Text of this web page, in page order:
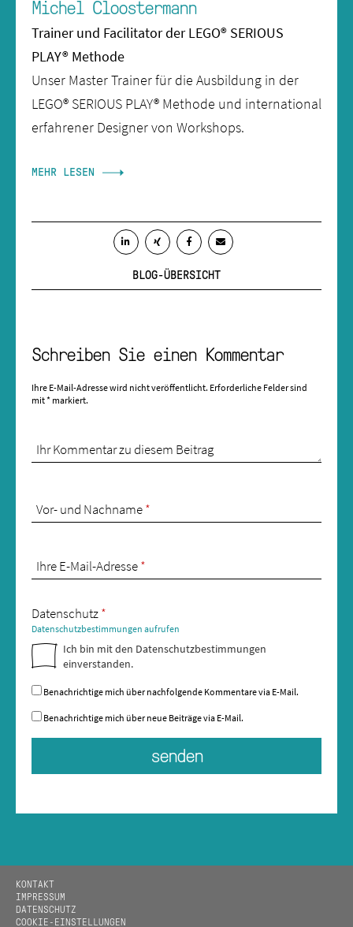
Michel Cloostermann
Trainer und Facilitator der LEGO® SERIOUS
PLAY® Methode
Unser Master Trainer für die Ausbildung in der
LEGO® SERIOUS PLAY® Methode und international
erfahrener Designer von Workshops.
MEHR LESEN
BLOG-ÜBERSICHT
Schreiben Sie einen Kommentar
Ihre E-Mail-Adresse wird nicht veröffentlicht. Erforderliche Felder sind
mit* markiert.
Ihr Kommentar zu diesem Beitrag
Vor- und Nachname*
Ihre E-Mail-Adresse*
Datenschutz*
Datenschutzbestimmungen aufrufen
Ich bin mit den Datenschutzbestimmungen
einverstanden.
Benachrichtige mich über nachfolgende Kommentare via E-Mail.
Benachrichtige mich über neue Beiträge via E-Mail.
KONTAKT
IMPRESSUM
DATENSCHUTZ
COOKIE-EINSTELLUNGEN